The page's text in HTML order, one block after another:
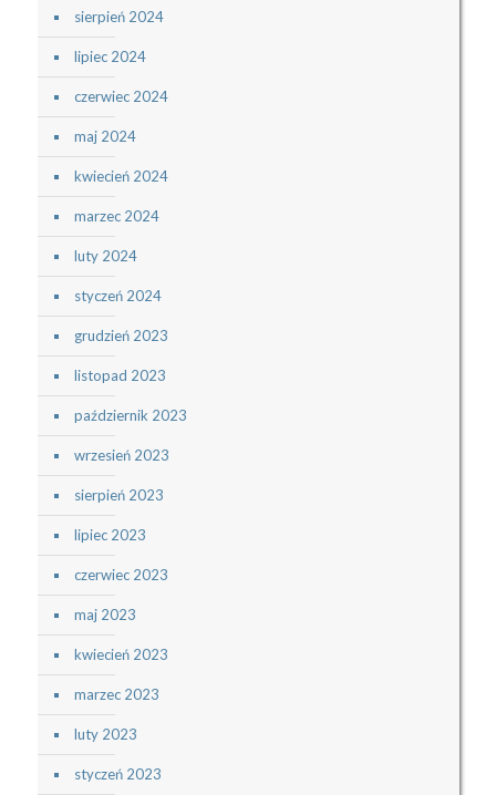
sierpień 2024
lipiec 2024
czerwiec 2024
maj 2024
kwiecień 2024
marzec 2024
luty 2024
styczeń 2024
grudzień 2023
listopad 2023
październik 2023
wrzesień 2023
sierpień 2023
lipiec 2023
czerwiec 2023
maj 2023
kwiecień 2023
marzec 2023
luty 2023
styczeń 2023